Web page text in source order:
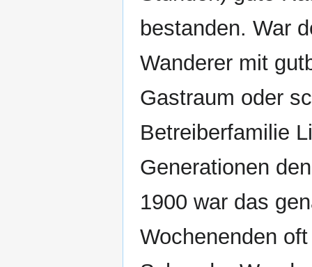
bestanden. War
Wanderer mit
Gastraum oder
Betreiberfamilie
Generationen
1900 war das
Wochenenden